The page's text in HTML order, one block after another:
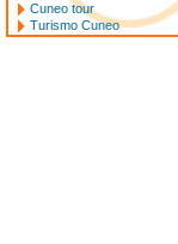
Cuneo tour
Turismo Cuneo